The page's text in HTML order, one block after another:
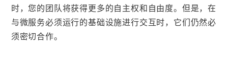
时，您的团队将获得更多的自主权和自由度。但是，在
与微服务必须运行的基础设施进行交互时，它们仍然必
须密切合作。